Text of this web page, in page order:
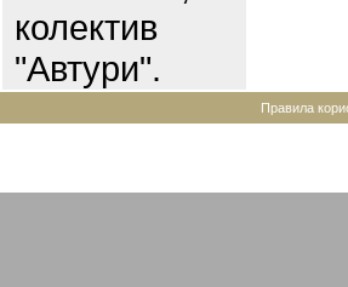
колектив
"Автури".
Правила